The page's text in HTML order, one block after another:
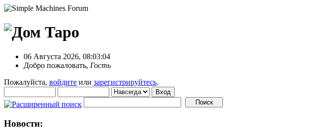
06 Августа 2026, 08:03:04
Добро пожаловать, Гость
Пожалуйста, войдите или зарегистрируйтесь.
Новости: